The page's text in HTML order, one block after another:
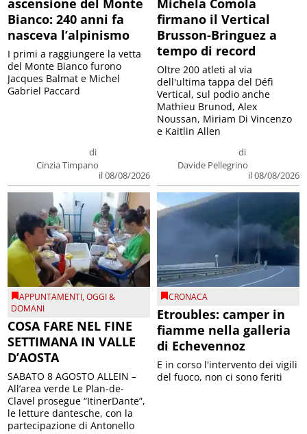
ascensione del Monte
Bianco: 240 anni fa
nasceva l’alpinismo
di
Cinzia Timpano
il 08/08/2026
I primi a raggiungere la vetta
del Monte Bianco furono
Jacques Balmat e Michel
Gabriel Paccard
Michela Comola
firmano il Vertical
Brusson-Bringuez a
tempo di record
di
Davide Pellegrino
il 08/08/2026
Oltre 200 atleti al via
dell'ultima tappa del Défì
Vertical, sul podio anche
Mathieu Brunod, Alex
Noussan, Miriam Di Vincenzo
e Kaitlin Allen
APPUNTAMENTI,OGGI &
DOMANI
COSA FARE NEL FINE
SETTIMANA IN VALLE
D’AOSTA
SABATO 8 AGOSTO ALLEIN –
All’area verde Le Plan-de-
Clavel prosegue “ItinerDante”,
le letture dantesche, con la
partecipazione di Antonello
CRONACA
Etroubles: camper in
fiamme nella galleria
di Echevennoz
E in corso l'intervento dei vigili
del fuoco, non ci sono feriti